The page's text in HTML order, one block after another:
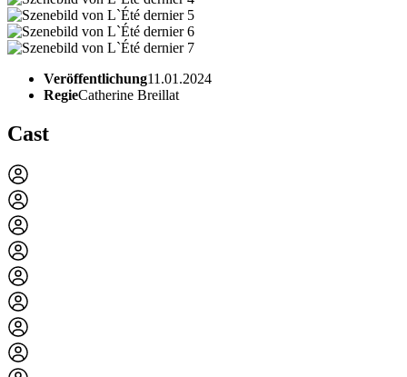
Veröffentlichung11.01.2024
RegieCatherine Breillat
Cast